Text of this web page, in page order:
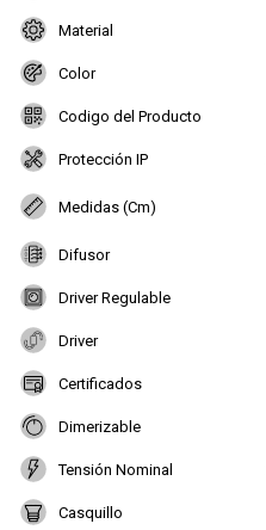
Material
Color
Codigo del Producto
Protección IP
Medidas (Cm)
Difusor
Driver Regulable
Driver
Certificados
Dimerizable
Tensión Nominal
Casquillo